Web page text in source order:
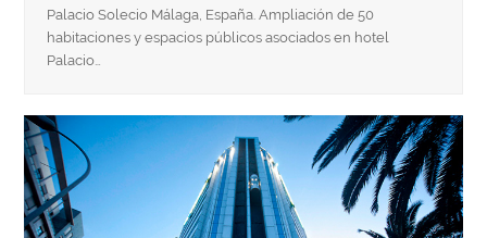
Palacio Solecio Málaga, España. Ampliación de 50
habitaciones y espacios públicos asociados en hotel
Palacio…